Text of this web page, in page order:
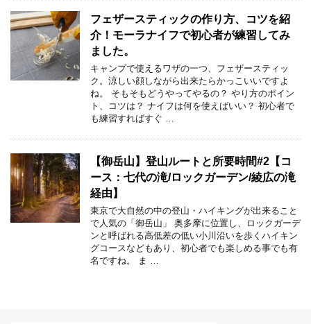
フェザースティックの作り方、コツを紹
介！モーラナイフで初心者が練習してみ
ました。
キャンプで使えるワザの一つ、フェザースティッ
ク。涼しい顔しながら出来たらかっこいいですよ
ね。 そもそもどうやってやるの？ やり方のポイン
ト、コツは？ ナイフは何を使えばいい？ 初心者で
も練習すればすぐ …
【御岳山】登山ルートと所要時間#2【コ
ース：七代の滝/ロックガーデン/綾広の滝
経由】
東京で大自然の中の登山・ハイキングが出来ること
で人気の「御岳山」 奥多摩に位置し、ロックガーデ
ンと呼ばれる高低差の低い小川沿いを歩くハイキン
グコースなどもあり、初心者でも楽しめる事でも有
名ですね。 ま …